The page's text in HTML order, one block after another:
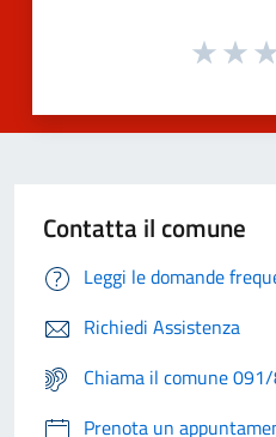
Contatta il comune
Leggi le domande
Richiedi Assistenza
Chiama il comune
Prenota un